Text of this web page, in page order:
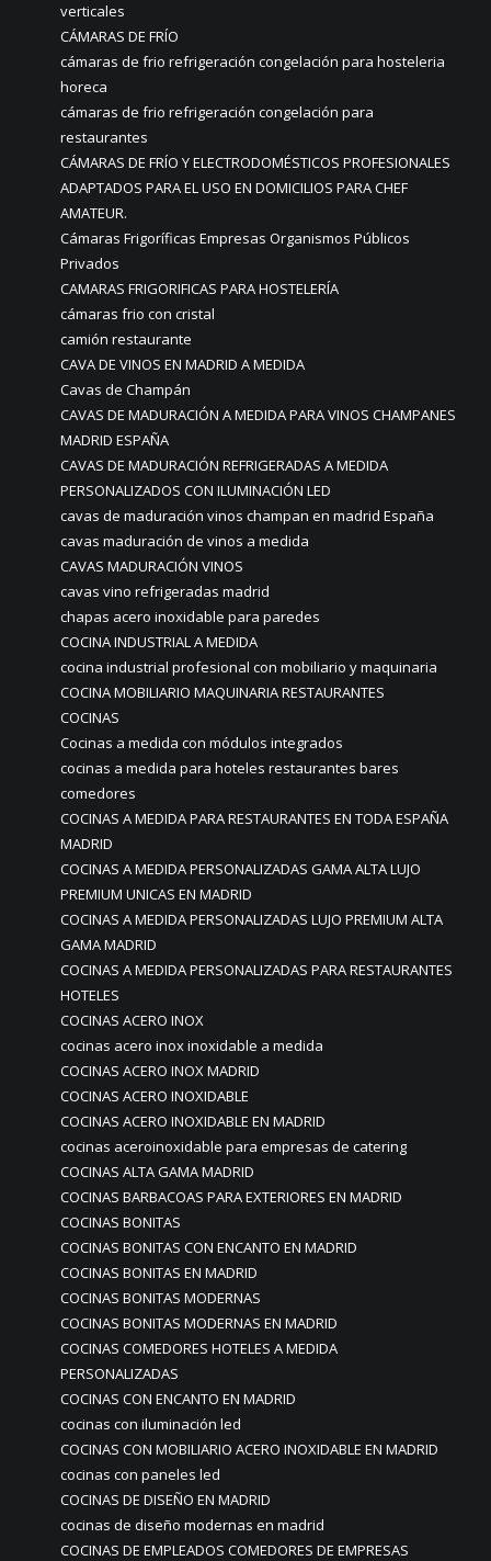
verticales
CÁMARAS DE FRÍO
cámaras de frio refrigeración congelación para hosteleria
horeca
cámaras de frio refrigeración congelación para
restaurantes
CÁMARAS DE FRÍO Y ELECTRODOMÉSTICOS PROFESIONALES
ADAPTADOS PARA EL USO EN DOMICILIOS PARA CHEF
AMATEUR.
Cámaras Frigoríficas Empresas Organismos Públicos
Privados
CAMARAS FRIGORIFICAS PARA HOSTELERÍA
cámaras frio con cristal
camión restaurante
CAVA DE VINOS EN MADRID A MEDIDA
Cavas de Champán
CAVAS DE MADURACIÓN A MEDIDA PARA VINOS CHAMPANES
MADRID ESPAÑA
CAVAS DE MADURACIÓN REFRIGERADAS A MEDIDA
PERSONALIZADOS CON ILUMINACIÓN LED
cavas de maduración vinos champan en madrid España
cavas maduración de vinos a medida
CAVAS MADURACIÓN VINOS
cavas vino refrigeradas madrid
chapas acero inoxidable para paredes
COCINA INDUSTRIAL A MEDIDA
cocina industrial profesional con mobiliario y maquinaria
COCINA MOBILIARIO MAQUINARIA RESTAURANTES
COCINAS
Cocinas a medida con módulos integrados
cocinas a medida para hoteles restaurantes bares
comedores
COCINAS A MEDIDA PARA RESTAURANTES EN TODA ESPAÑA
MADRID
COCINAS A MEDIDA PERSONALIZADAS GAMA ALTA LUJO
PREMIUM UNICAS EN MADRID
COCINAS A MEDIDA PERSONALIZADAS LUJO PREMIUM ALTA
GAMA MADRID
COCINAS A MEDIDA PERSONALIZADAS PARA RESTAURANTES
HOTELES
COCINAS ACERO INOX
cocinas acero inox inoxidable a medida
COCINAS ACERO INOX MADRID
COCINAS ACERO INOXIDABLE
COCINAS ACERO INOXIDABLE EN MADRID
cocinas aceroinoxidable para empresas de catering
COCINAS ALTA GAMA MADRID
COCINAS BARBACOAS PARA EXTERIORES EN MADRID
COCINAS BONITAS
COCINAS BONITAS CON ENCANTO EN MADRID
COCINAS BONITAS EN MADRID
COCINAS BONITAS MODERNAS
COCINAS BONITAS MODERNAS EN MADRID
COCINAS COMEDORES HOTELES A MEDIDA
PERSONALIZADAS
COCINAS CON ENCANTO EN MADRID
cocinas con iluminación led
COCINAS CON MOBILIARIO ACERO INOXIDABLE EN MADRID
cocinas con paneles led
COCINAS DE DISEÑO EN MADRID
cocinas de diseño modernas en madrid
COCINAS DE EMPLEADOS COMEDORES DE EMPRESAS